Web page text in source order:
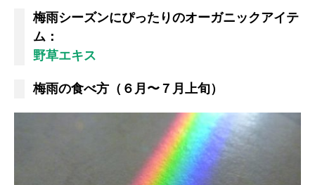
梅雨シーズンにぴったりのオーガニックアイテ
ム：
野草エキス
梅雨の食べ方（６月〜７月上旬）